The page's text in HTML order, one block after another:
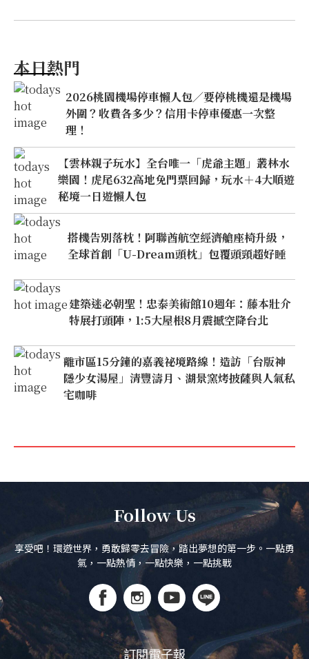
本日熱門
2026桃園機場停車懶人包／要停桃機還是機場
外圍？收費各多少？信用卡停車優惠一次整
理！
【雲林親子玩水】全台唯一「虎爺主題」叢林水
樂園！虎尾632高地免門票回歸，玩水＋4大順遊
秘境一日遊懶人包
搭機告別落枕！阿聯酋航空經濟艙座椅升級，
全球首創「U-Dream頭枕」包覆頭頸超好睡
建築迷必朝聖！忠泰美術館10週年：藤本壯介
特展打頭陣，1:5大屋根8月震撼空降台北
離市區15分鐘的嘉義祕境路線！造訪「台版神
隱少女湯屋」清豐濤月、湖景窯烤披薩與人氣私
宅咖啡
Follow Us
享受吧！環遊世界，勇敢歸零去冒險，踏出夢想的第一步。一點勇
氣，一點熱情，一點快樂，一點挑戰
訂閱電子報